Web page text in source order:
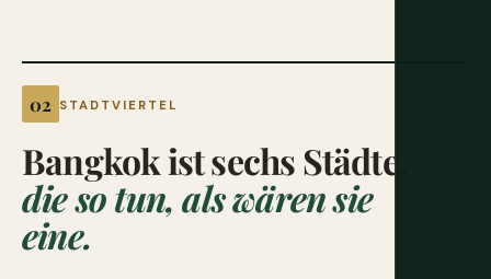
STADTVIERTEL
Bangkok ist sechs Städte,
die so tun, als wären sie
eine.